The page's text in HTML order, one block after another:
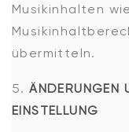
Musikinhalten
übermitteln.
ÄNDERUNGEN
EINSTELLUNG